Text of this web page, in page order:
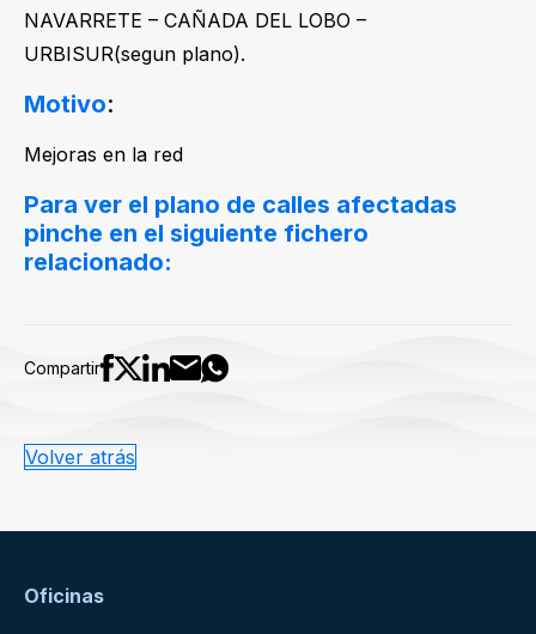
NAVARRETE – CAÑADA DEL LOBO –
URBISUR(segun plano).
Motivo:
Mejoras en la red
Para ver el plano de calles afectadas
pinche en el siguiente fichero
relacionado:
Compartir
Volver atrás
Oficinas